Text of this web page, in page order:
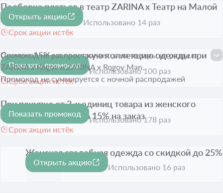
Подборка платьев в театр ZARINA x Театр на Малой
Бронной
Срок акции истёк
Открыть акцию
Использовано 14 раз
-15%
Скидка 15% на мужскую коллекцию одежды при
покупке от 3х единиц
Срок акции истёк
Промокод не распространяется на товары из раздела
ZARINA x Rogov и ZARINA x Rogov Man.
Промокод не суммируется с ночной распродажей
Показать промокод
Использовано 100 раз
-15%
При покупке от 3-х единиц товара из женского
ассортимента скидка 15% на заказ
Срок акции истёк
Показать промокод
Использовано 178 раз
-25%
Женская свадебная одежда со скидкой до 25%
Срок акции истёк
Открыть акцию
Использовано 16 раз